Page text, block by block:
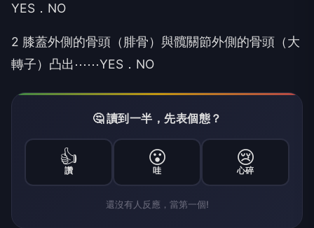
YES．NO
2 膝蓋外側的骨頭（腓骨）與髖關節外側的骨頭（大
轉子）凸出⋯⋯YES．NO
🤔 讀到一半，先表個態？
👍
讚
😮
哇
😢
心碎
還沒有人反應，當第一個!